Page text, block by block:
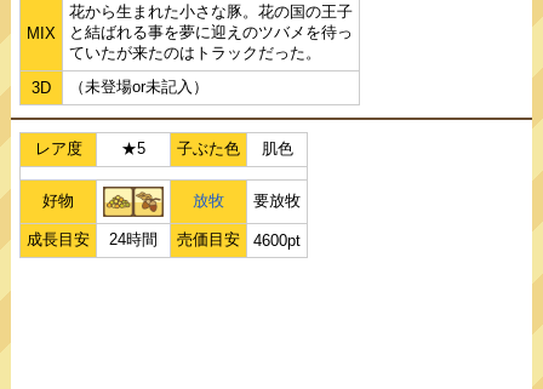
MIX
花から生まれた小さな豚。花の国の王子
と結ばれる事を夢に迎えのツバメを待っ
ていたが来たのはトラックだった。
3D
（未登場or未記入）
レア度 ★5 子ぶた色 肌色
好物 放牧 要放牧
成長目安 24時間 売価目安 4600pt